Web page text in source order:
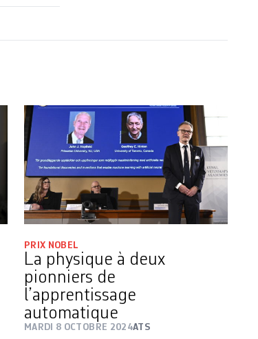
PRIX NOBEL
La physique à deux
pionniers de
l’apprentissage
automatique
MARDI 8 OCTOBRE 2024ATS